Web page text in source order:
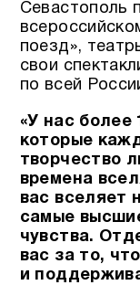
Севастополь
поезд»,
свои
по всей
«У нас более
которые
творчество
времена
вас вселяет
самые
чувства.
вас за то,
и